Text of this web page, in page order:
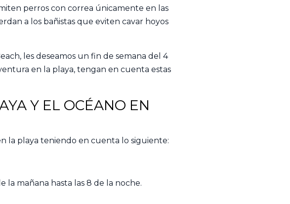
perros con correa únicamente en las
a los bañistas que eviten cavar hoyos
les deseamos un fin de semana del 4
en la playa, tengan en cuenta estas
Y EL OCÉANO EN
la playa teniendo en cuenta lo siguiente:
la mañana hasta las 8 de la noche.